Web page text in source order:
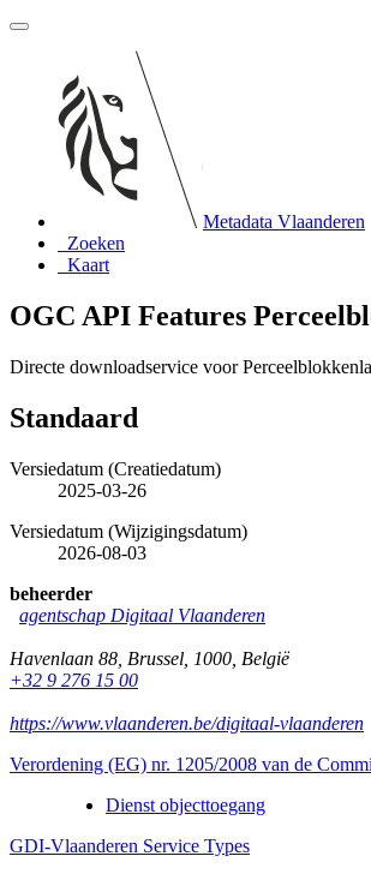
Metadata Vlaanderen
Zoeken
Kaart
OGC API Features
Directe downloadservice voor
Standaard
Versiedatum (Creatiedatum)
2025-03-26
Versiedatum (Wijzigingsdatum)
2026-08-03
beheerder
agentschap Digitaal Vlaanderen
Havenlaan 88 Brussel 1000 België
+32 9 276 15 00
https://www.vlaanderen.be/digitaal-vlaanderen
Verordening (EG) nr. 1205/2008 van de
Dienst objecttoegang
GDI-Vlaanderen Service Types